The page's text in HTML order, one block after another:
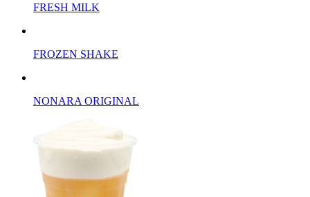
FRESH MILK
FROZEN SHAKE
NONARA ORIGINAL